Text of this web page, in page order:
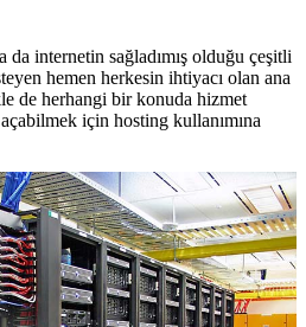
internetin sağladımış olduğu çeşitli
hemen herkesin ihtiyacı olan ana
de herhangi bir konuda hizmet
için hosting kullanımına